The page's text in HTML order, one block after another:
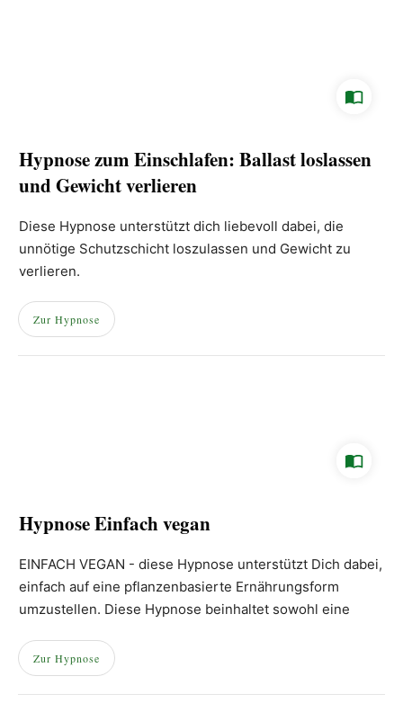
Hypnose zum Einschlafen: Ballast loslassen
und Gewicht verlieren
Diese Hypnose unterstützt dich liebevoll dabei, die
unnötige Schutzschicht loszulassen und Gewicht zu
verlieren.
Zur Hypnose
Hypnose Einfach vegan
EINFACH VEGAN - diese Hypnose unterstützt Dich dabei,
einfach auf eine pflanzenbasierte Ernährungsform
umzustellen. Diese Hypnose beinhaltet sowohl eine
sowie den eigentlichen Hypnoseteil in Kapitel vier.
Zur Hypnose